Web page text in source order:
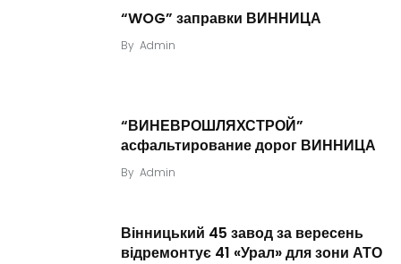
“WOG” заправки ВИННИЦА
By Admin
“ВИНЕВРОШЛЯХСТРОЙ”
асфальтирование дорог ВИННИЦА
By Admin
Вінницький 45 завод за вересень
відремонтує 41 «Урал» для зони АТО